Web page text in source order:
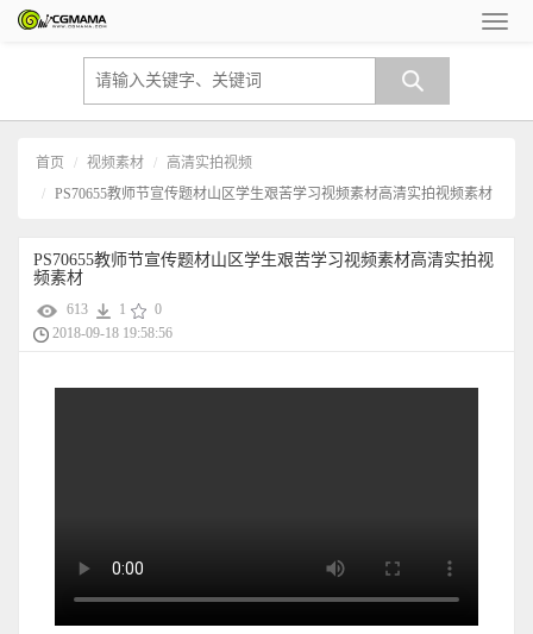
首页 视频素材
高清实拍视频
PS70655教师节宣传题材山区学生艰苦学习视频素材高清实拍视频素材
PS70655教师节宣传题材山区学生艰苦学习视频素材高清实拍视
频素材
613 1
0
2018-09-18 19:58:56